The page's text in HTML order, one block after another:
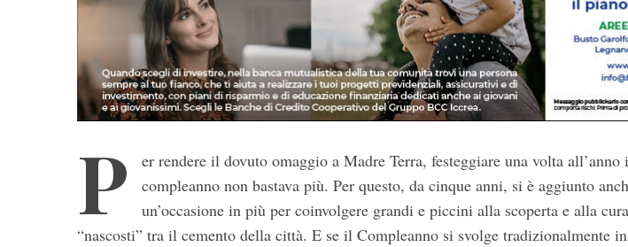
P
er rendere il dovuto omaggio a Madre Terra, festeggiare una volta
compleanno non bastava più. Per questo, da cinque anni, si è aggiunto
un’occasione in più per coinvolgere grandi e piccini alla scoperta e alla
“nascosti” tra il cemento della città. E se il Compleanno si svolge tradizionalmente
S
e
a
r
h
f
o
r
: